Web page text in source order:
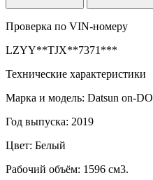
Проверка по VIN-номеру
LZYY**TJX**7371***
Технические характеристики
Марка и модель: Datsun on-DO
Год выпуска: 2019
Цвет: Белый
Рабочий объём: 1596 см3.